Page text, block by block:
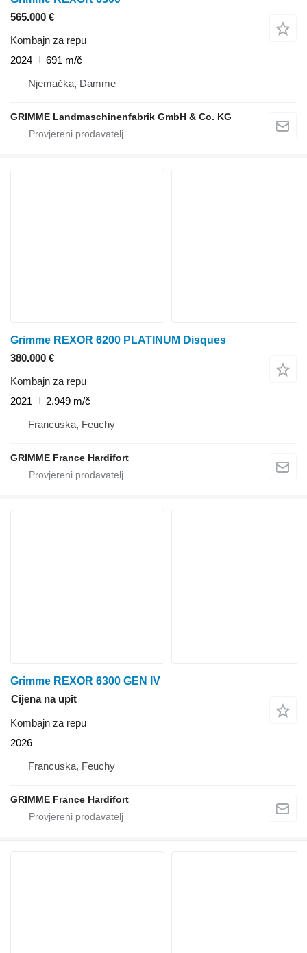
565.000 €
Kombajn za repu
2024
691 m/č
Njemačka, Damme
GRIMME Landmaschinenfabrik GmbH & Co. KG
Grimme REXOR 6200 PLATINUM Disques
380.000 €
Kombajn za repu
2021
2.949 m/č
Francuska, Feuchy
GRIMME France Hardifort
Grimme REXOR 6300 GEN IV
Cijena na upit
Kombajn za repu
2026
Francuska, Feuchy
GRIMME France Hardifort